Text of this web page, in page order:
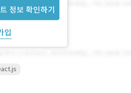
정보 확인하기
입